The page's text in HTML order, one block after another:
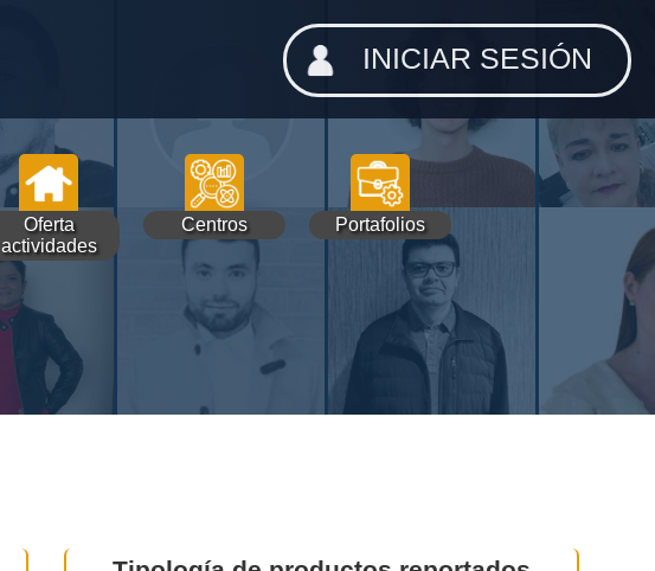
Oferta
actividades
Centros Portafolios
INICIAR SESIÓN